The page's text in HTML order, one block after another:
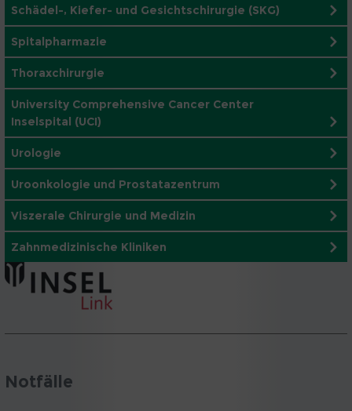
Schädel-, Kiefer- und Gesichtschirurgie (SKG)
Spitalpharmazie
Thoraxchirurgie
University Comprehensive Cancer Center
Inselspital (UCI)
Urologie
Uroonkologie und Prostatazentrum
Viszerale Chirurgie und Medizin
Zahnmedizinische Kliniken
Notfälle